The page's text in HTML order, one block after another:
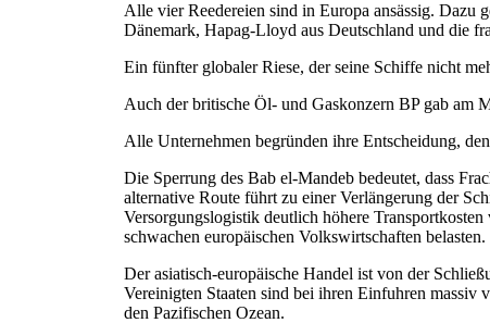
Alle vier Reedereien sind in Europa ansässig. Dazu
Dänemark, Hapag-Lloyd aus Deutschland und die
Ein fünfter globaler Riese, der seine Schiffe nicht
Auch der britische Öl- und Gaskonzern BP gab am
Alle Unternehmen begründen ihre Entscheidung,
Die Sperrung des Bab el-Mandeb bedeutet, dass
alternative Route führt zu einer Verlängerung der
Versorgungslogistik deutlich höhere
schwachen europäischen Volkswirtschaften belasten.
Der asiatisch-europäische Handel ist von der
Vereinigten Staaten sind bei ihren Einfuhren massiv
den Pazifischen Ozean.